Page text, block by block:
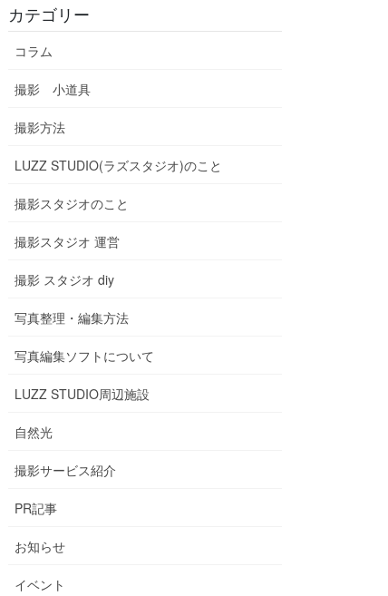
カテゴリー
コラム
撮影 小道具
撮影方法
LUZZ STUDIO(ラズスタジオ)のこと
撮影スタジオのこと
撮影スタジオ 運営
撮影 スタジオ diy
写真整理・編集方法
写真編集ソフトについて
LUZZ STUDIO周辺施設
自然光
撮影サービス紹介
PR記事
お知らせ
イベント